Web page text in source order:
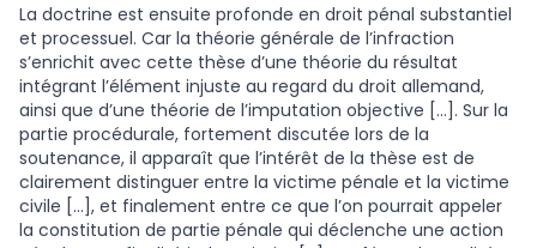
La doctrine est ensuite profonde en droit pénal substantiel
et processuel. Car la théorie générale de l’infraction
s’enrichit avec cette thèse d’une théorie du résultat
intégrant l’élément injuste au regard du droit allemand,
ainsi que d’une théorie de l’imputation objective […]. Sur la
partie procédurale, fortement discutée lors de la
soutenance, il apparaît que l’intérêt de la thèse est de
clairement distinguer entre la victime pénale et la victime
civile […], et finalement entre ce que l’on pourrait appeler
la constitution de partie pénale qui déclenche une action